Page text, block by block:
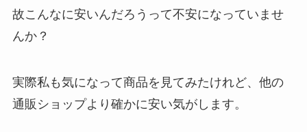
故こんなに安いんだろうって不安になっていませ
んか？
実際私も気になって商品を見てみたけれど、 他の
通販ショップより確かに安い気がします。